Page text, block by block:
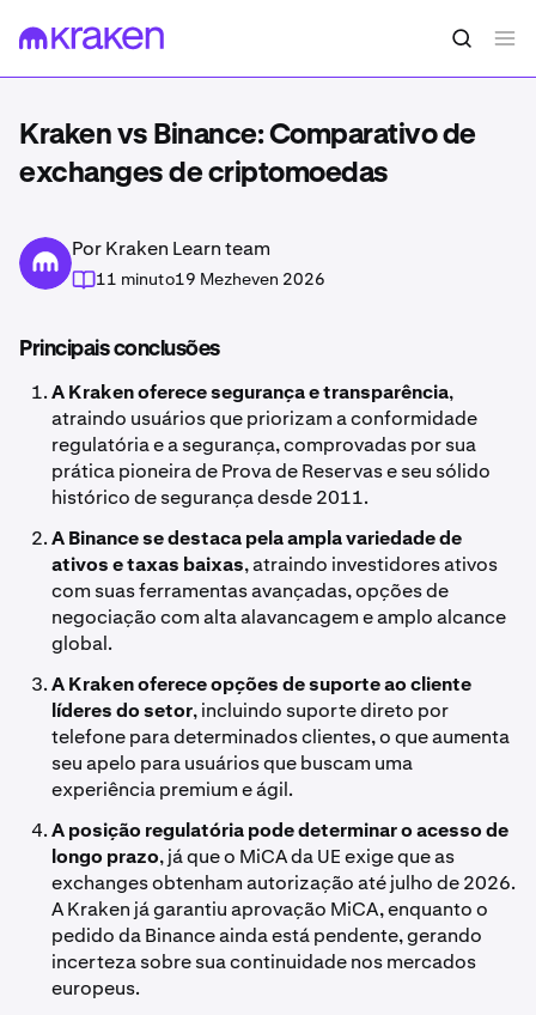
Kraken vs Binance: Comparativo de
exchanges de criptomoedas
Por Kraken Learn team
11 minuto19 Mezheven 2026
Principais conclusões
A Kraken oferece segurança e transparência,
atraindo usuários que priorizam a conformidade
regulatória e a segurança, comprovadas por sua
prática pioneira de Prova de Reservas e seu sólido
histórico de segurança desde 2011.
A Binance se destaca pela ampla variedade de
ativos e taxas baixas, atraindo investidores ativos
com suas ferramentas avançadas, opções de
negociação com alta alavancagem e amplo alcance
global.
A Kraken oferece opções de suporte ao cliente
líderes do setor, incluindo suporte direto por
telefone para determinados clientes, o que aumenta
seu apelo para usuários que buscam uma
experiência premium e ágil.
A posição regulatória pode determinar o acesso de
longo prazo, já que o MiCA da UE exige que as
exchanges obtenham autorização até julho de 2026.
A Kraken já garantiu aprovação MiCA, enquanto o
pedido da Binance ainda está pendente, gerando
incerteza sobre sua continuidade nos mercados
europeus.